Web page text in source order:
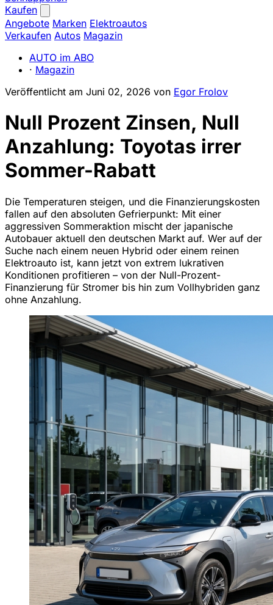
Kaufen
Angebote Marken Elektroautos
Verkaufen Autos Magazin
AUTO im ABO
· Magazin
Veröffentlicht am Juni 02, 2026 von Egor Frolov
Null Prozent Zinsen, Null
Anzahlung: Toyotas irrer
Sommer-Rabatt
Die Temperaturen steigen, und die Finanzierungskosten
fallen auf den absoluten Gefrierpunkt: Mit einer
aggressiven Sommeraktion mischt der japanische
Autobauer aktuell den deutschen Markt auf. Wer auf der
Suche nach einem neuen Hybrid oder einem reinen
Elektroauto ist, kann jetzt von extrem lukrativen
Konditionen profitieren – von der Null-Prozent-
Finanzierung für Stromer bis hin zum Vollhybriden ganz
ohne Anzahlung.